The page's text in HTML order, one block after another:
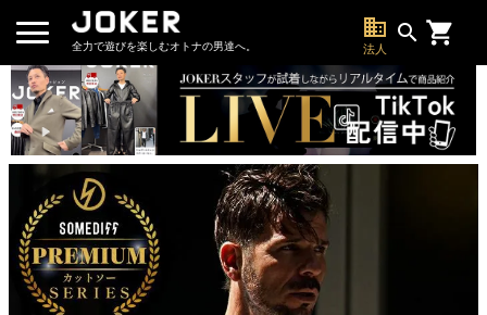
全力で遊びを楽しむオトナの男達へ。
business
法人
search